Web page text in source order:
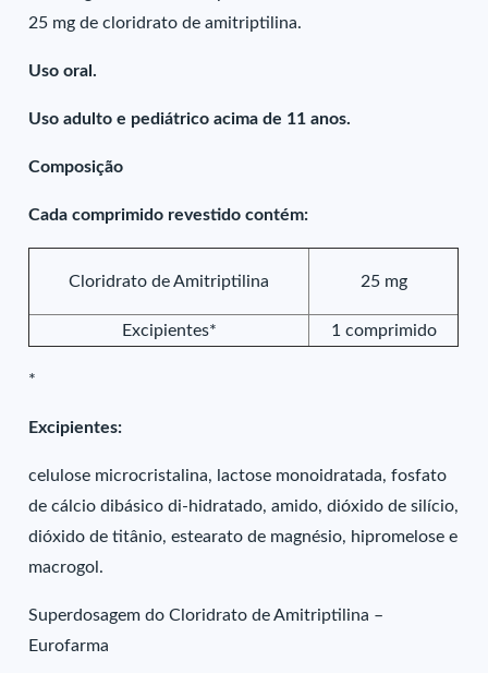
25 mg de cloridrato de amitriptilina.
Uso oral.
Uso adulto e pediátrico acima de 11 anos.
Composição
Cada comprimido revestido contém:
Cloridrato de Amitriptilina 25 mg
Excipientes* 1 comprimido
*
Excipientes:
celulose microcristalina, lactose monoidratada, fosfato
de cálcio dibásico di-hidratado, amido, dióxido de silício,
dióxido de titânio, estearato de magnésio, hipromelose e
macrogol.
Superdosagem do Cloridrato de Amitriptilina –
Eurofarma